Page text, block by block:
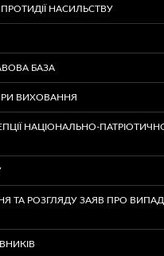
НАСИЛЬСТВУ
БАЗА
ВИХОВАННЯ
НАЦІОНАЛЬНО-
ТА РОЗГЛЯДУ ЗАЯВ ПРО